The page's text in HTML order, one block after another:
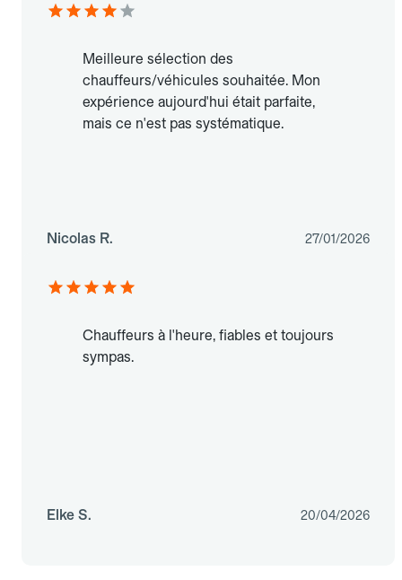
Meilleure sélection des
chauffeurs/véhicules souhaitée. Mon
expérience aujourd'hui était parfaite,
mais ce n'est pas systématique.
Nicolas R. 27/01/2026
Chauffeurs à l'heure, fiables et toujours
sympas.
Elke S. 20/04/2026